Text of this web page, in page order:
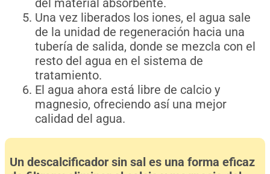
Una vez liberados los iones, el agua sale
de la unidad de regeneración hacia una
tubería de salida, donde se mezcla con el
resto del agua en el sistema de
tratamiento.
El agua ahora está libre de calcio y
magnesio, ofreciendo así una mejor
calidad del agua.
Un descalcificador sin sal es una forma eficaz